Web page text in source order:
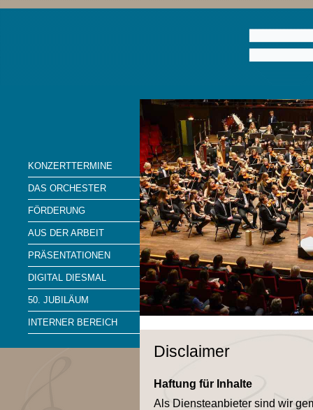
KONZERTTERMINE
DAS ORCHESTER
FÖRDERUNG
AUS DER ARBEIT
PRÄSENTATIONEN
DIGITAL DIESMAL
50. JUBILÄUM
INTERNER BEREICH
Disclaimer
Haftung für Inhalte
Als Diensteanbieter sind wir